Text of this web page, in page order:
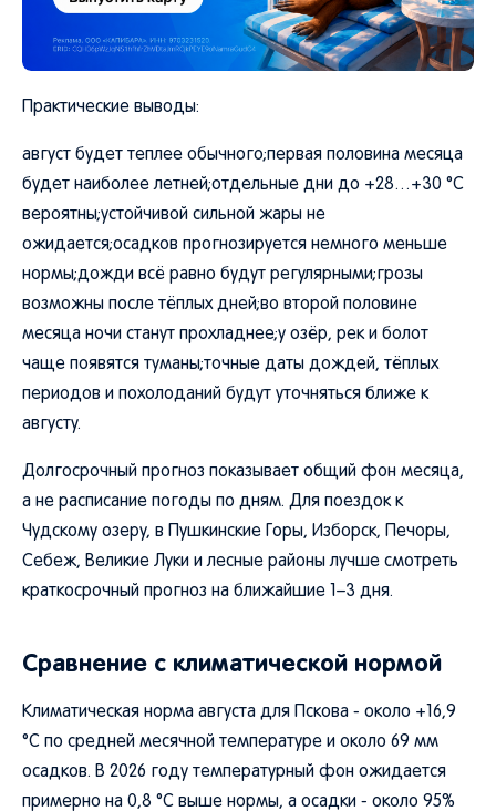
Практические выводы:
август будет теплее обычного;первая половина месяца
будет наиболее летней;отдельные дни до +28…+30 °C
вероятны;устойчивой сильной жары не
ожидается;осадков прогнозируется немного меньше
нормы;дожди всё равно будут регулярными;грозы
возможны после тёплых дней;во второй половине
месяца ночи станут прохладнее;у озёр, рек и болот
чаще появятся туманы;точные даты дождей, тёплых
периодов и похолоданий будут уточняться ближе к
августу.
Долгосрочный прогноз показывает общий фон месяца,
а не расписание погоды по дням. Для поездок к
Чудскому озеру, в Пушкинские Горы, Изборск, Печоры,
Себеж, Великие Луки и лесные районы лучше смотреть
краткосрочный прогноз на ближайшие 1–3 дня.
Сравнение с климатической нормой
Климатическая норма августа для Пскова - около +16,9
°C по средней месячной температуре и около 69 мм
осадков. В 2026 году температурный фон ожидается
примерно на 0,8 °C выше нормы, а осадки - около 95%